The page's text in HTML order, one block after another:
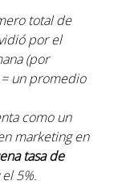
total de
por el
(por
un promedio
como un
marketing en
tasa de
5%.